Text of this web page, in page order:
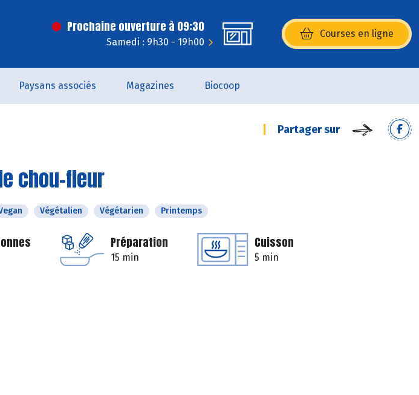
Prochaine ouverture à 09:30
Samedi : 9h30 - 19h00
Courses en ligne
(s’ouvre dans une nouvelle
Paysans associés Magazines Biocoop
Partager sur
chou-fleur
Végétalien Végétarien Printemps
Préparation
15 min
Cuisson
5 min